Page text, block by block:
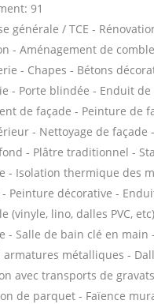
91
générale / TCE -
- Aménagement de
- Chapes - Bétons
- Porte blindée - Enduit de
de façade - Peinture de
- Nettoyage de façade
- Plâtre traditionnel -
- Isolation thermique des
Peinture décorative -
(vinyle, lino, dalles PVC,
- Salle de bain clé en main
armatures métalliques -
avec transports de
de parquet - Faïence